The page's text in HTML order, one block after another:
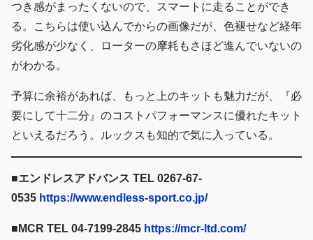
つき感がまったくないので、スマートに走ることができ
る。こちらは使い込んでからの画像だが、色褪せなど経年
劣化感が少なく、ローターの摩耗もさほど進んでいないの
がわかる。
予算に余裕があれば、もっと上のキットも魅力だが、『必
要にして十二分』のコストパフォーマンスに優れたキット
といえるだろう。ルックスも知的で気に入っている。
■エンドレスアドバンス TEL 0267-67-
0535 https://www.endless-sport.co.jp/
■MCR TEL 04-7199-2845 https://mcr-ltd.com/